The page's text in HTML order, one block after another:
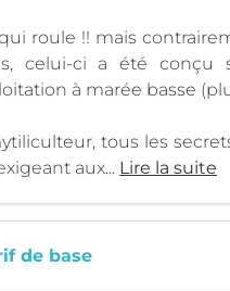
roule !! mais
celui-ci a été conçu
à marée basse
tous les
aux... Lire la suite
de base